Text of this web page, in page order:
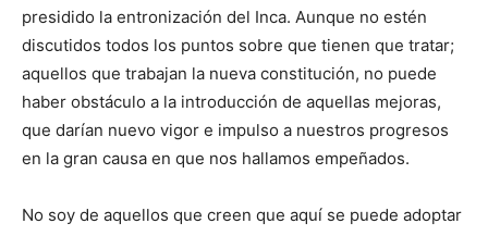
presidido la entronización del Inca. Aunque no estén
discutidos todos los puntos sobre que tienen que tratar;
aquellos que trabajan la nueva constitución, no puede
haber obstáculo a la introducción de aquellas mejoras,
que darían nuevo vigor e impulso a nuestros progresos
en la gran causa en que nos hallamos empeñados.
No soy de aquellos que creen que aquí se puede adoptar